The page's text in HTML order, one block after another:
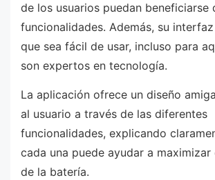
de los usuarios puedan beneficiarse
funcionalidades. Además, su
que sea fácil de usar, incluso para
son expertos en tecnología.
La aplicación ofrece un diseño
al usuario a través de las diferentes
funcionalidades, explicando
cada una puede ayudar a
de la batería.